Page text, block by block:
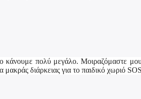
κάνουμε πολύ μεγάλο. Μοιραζόμαστε
διάρκειας για το παιδικό